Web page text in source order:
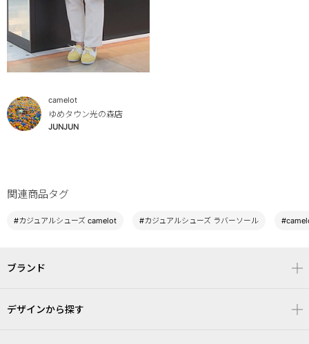
camelot
ゆめタウン光の森店
JUNJUN
関連商品タグ
#カジュアルシューズ camelot #カジュアルシューズ ラバーソール
ブランド
デザインから探す